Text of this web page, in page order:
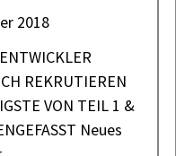
2018
REKRUTIEREN
VON TEIL 1 &
Neues